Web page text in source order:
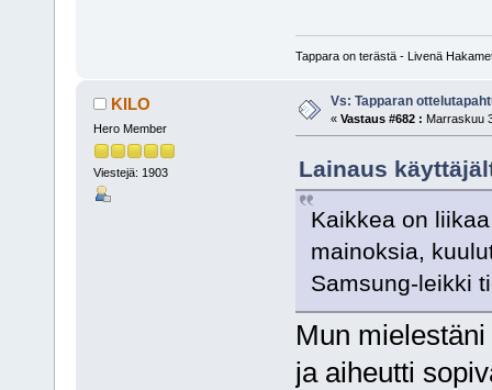
Tappara on terästä - Livenä
KILO
Hero Member
Viestejä: 1903
Vs: Tapparan
« Vastaus #682 : Marraskuu
Lainaus
Kaikkea on
mainoksia,
Samsung-leikki
Mun
ja aiheutti